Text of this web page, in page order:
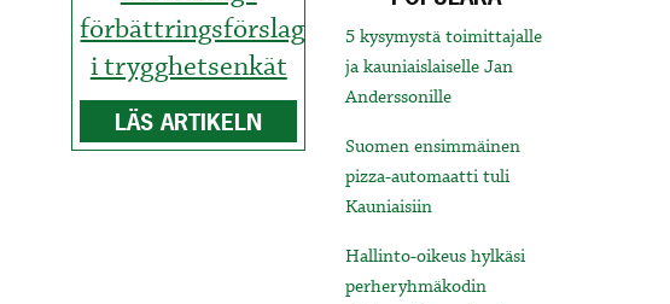
förbättringsförslag
i trygghetsenkät
LÄS ARTIKELN
5 kysymystä toimittajalle
ja kauniaislaiselle Jan
Anderssonille
Suomen ensimmäinen
pizza-automaatti tuli
Kauniaisiin
Hallinto-oikeus hylkäsi
perheryhmäkodin